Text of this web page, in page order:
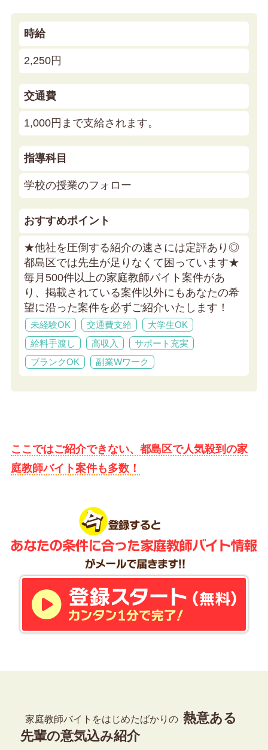
時給
2,250円
交通費
1,000円まで支給されます。
指導科目
学校の授業のフォロー
おすすめポイント
★他社を圧倒する紹介の速さには定評あり◎
都島区では先生が足りなくて困っています★
毎月500件以上の家庭教師バイト案件があ
り、掲載されている案件以外にもあなたの希
望に沿った案件を必ずご紹介いたします！
未経験OK 交通費支給
大学生OK
給料手渡し
高収入
サポート充実
ブランクOK
副業Wワーク
ここではご紹介できない、都島区で人気殺到の家
庭教師バイト案件も多数！
家庭教師バイトをはじめたばかりの 熱意ある
先輩の意気込み紹介